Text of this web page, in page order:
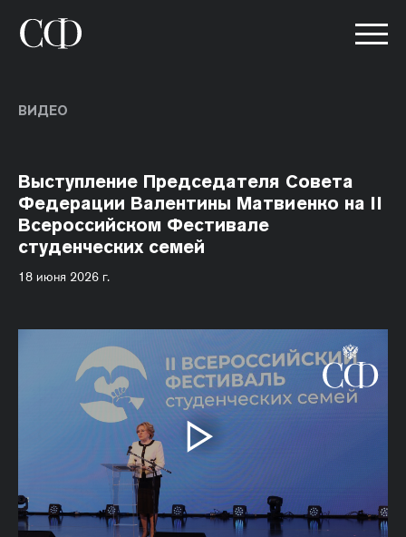
ВИДЕО
Выступление Председателя Совета
Федерации Валентины Матвиенко на II
Всероссийском Фестивале
студенческих семей
18 июня 2026 г.